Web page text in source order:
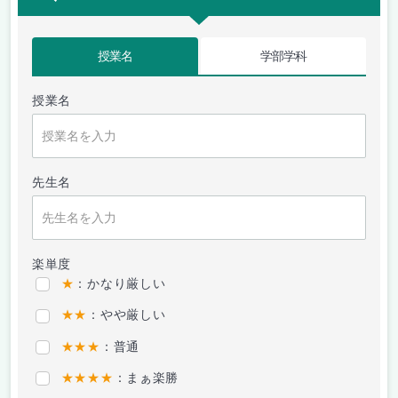
授業名 学部学科
授業名
先生名
楽単度
★ ：かなり厳しい
★★ ：やや厳しい
★★★ ：普通
★★★★ ：まぁ楽勝